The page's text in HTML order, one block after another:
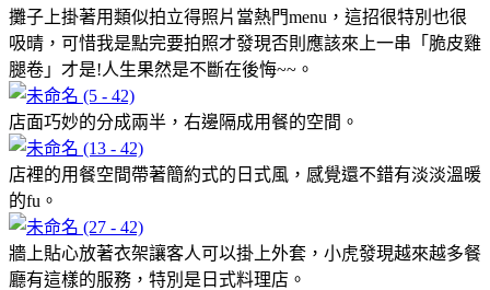
攤子上掛著用類似拍立得照片當熱門menu，這招很特別也很
吸晴，可惜我是點完要拍照才發現否則應該來上一串「脆皮雞
腿卷」才是!人生果然是不斷在後悔~~。
店面巧妙的分成兩半，右邊隔成用餐的空間。
店裡的用餐空間帶著簡約式的日式風，感覺還不錯有淡淡溫暖
的fu。
牆上貼心放著衣架讓客人可以掛上外套，小虎發現越來越多餐
廳有這樣的服務，特別是日式料理店。